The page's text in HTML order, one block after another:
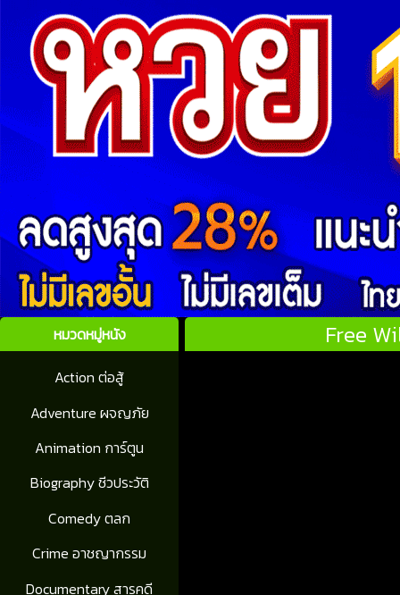
หมวดหมู่หนัง
Action ต่อสู้
Adventure ผจญภัย
Animation การ์ตูน
Biography ชีวประวัติ
Comedy ตลก
Crime อาชญากรรม
Documentary สารคดี
Free